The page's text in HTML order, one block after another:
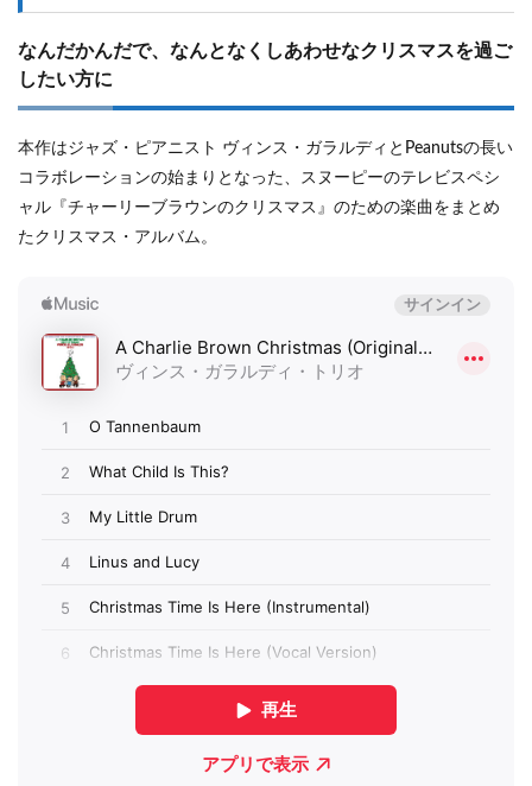
なんだかんだで、なんとなくしあわせなクリスマスを過ご
したい方に
本作はジャズ・ピアニスト ヴィンス・ガラルディとPeanutsの長い
コラボレーションの始まりとなった、スヌーピーのテレビスペシ
ャル『チャーリーブラウンのクリスマス』のための楽曲をまとめ
たクリスマス・アルバム。